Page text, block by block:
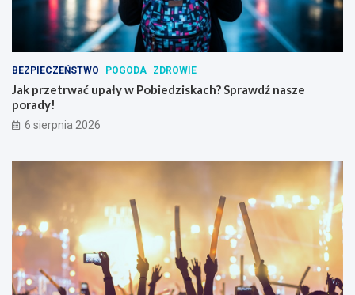
BEZPIECZEŃSTWO POGODA ZDROWIE
Jak przetrwać upały w Pobiedziskach? Sprawdź nasze
porady!
6 sierpnia 2026